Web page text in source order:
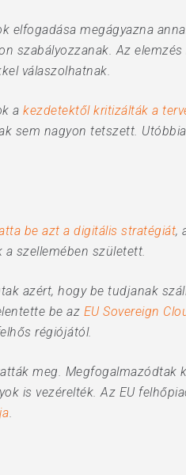
elfogadása megágyazna
szabályozzanak. Az
válaszolhatnak.
a kezdetektől kritizálták a
sem nagyon tetszett.
be azt a digitális stratégiát,
a szellemében született.
azért, hogy be tudjanak
be az EU Sovereign
régiójától.
meg. Megfogalmazódtak
is vezérelték. Az EU
.